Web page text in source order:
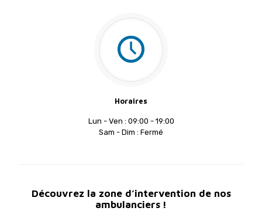
Horaires
Lun - Ven : 09:00 - 19:00
Sam - Dim : Fermé
Découvrez la zone d’intervention de nos
ambulanciers !